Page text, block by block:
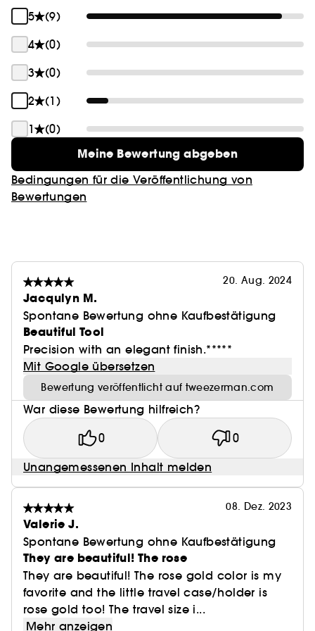
5
(9)
4
(0)
3
(0)
2
(1)
1
(0)
Meine Bewertung abgeben
Bedingungen für die Veröffentlichung von
Bewertungen
20. Aug. 2024
Jacqulyn M.
Spontane Bewertung ohne Kaufbestätigung
Beautiful Tool
Precision with an elegant finish.*****
Mit Google übersetzen
Bewertung veröffentlicht auf tweezerman.com
War diese Bewertung hilfreich?
0 0
Unangemessenen Inhalt melden
08. Dez. 2023
Valerie J.
Spontane Bewertung ohne Kaufbestätigung
They are beautiful! The rose
They are beautiful! The rose gold color is my
favorite and the little travel case/holder is
rose gold too! The travel size i...
Mehr anzeigen